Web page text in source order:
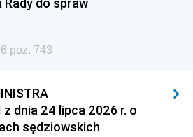
poz. 743
z dnia 24 lipca 2026 r. o
sędziowskich